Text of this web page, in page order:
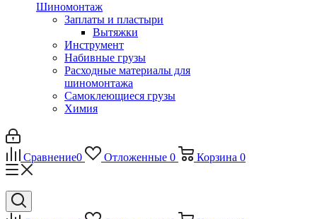
Шиномонтаж
Заплаты и пластыри
Вытяжки
Инструмент
Набивные грузы
Расходные материалы для
шиномонтажа
Самоклеющиеся грузы
Химия
Сравнение0 Отложенные 0 Корзина 0